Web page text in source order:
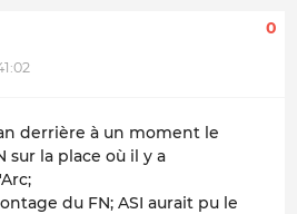
0
derrière à un moment le
sur la place où il y a
du FN; ASI aurait pu le